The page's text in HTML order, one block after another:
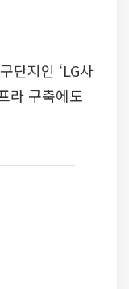
단지인 ‘LG사
라 구축에도